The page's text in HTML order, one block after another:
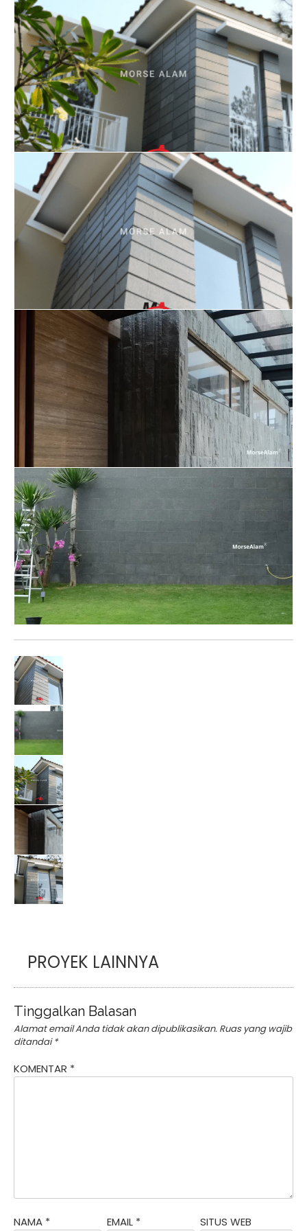
PROYEK LAINNYA
Tinggalkan Balasan
Alamat email Anda tidak akan dipublikasikan. Ruas yang wajib
ditandai*
KOMENTAR *
NAMA * EMAIL * SITUS WEB